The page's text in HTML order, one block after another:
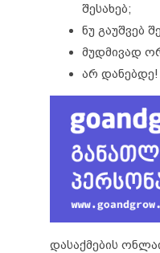
შესახებ;
ნუ გაუშვებ
მუდმივად
არ დანებდე!
დასაქმების